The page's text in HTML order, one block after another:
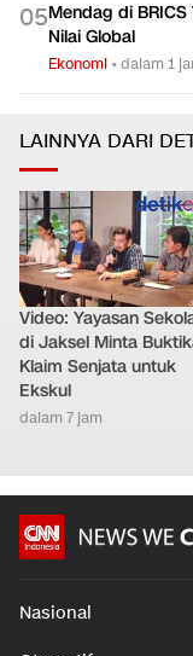
05Mendag di
Nilai Global
Ekonomi •dalam 1
LAINNYA DARI
Video: Yayasan
di Jaksel Minta
Klaim Senjata untuk
Ekskul
dalam 7 jam
Nasional